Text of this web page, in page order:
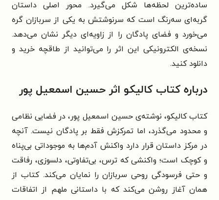
ساده‌ترین لحظه‌ها شکل می‌گیرد. محور اصلی داستان
گربه‌ای سه‌رنگ است که سرنوشتش به یکی از سربازان گره
می‌خورد و فضای پادگان را از زاویه‌ای دیگر نشان می‌دهد.
نسخه‌ی الکترونیکی این اثر را می‌توانید از طاقچه خرید و
دانلود کنید.
درباره کتاب کالیکو اثر حسین اسمعیل پور
کتاب کالیکو، نوشته‌ی حسین اسمعیل پور، در فضایی نظامی
و محدود می‌گذرد، اما تمرکزش فقط بر پادگان نیست. آنچه
در مرکز داستان قرار دارد واکنش آدم‌ها به موجوداتی بی‌پناه
و کوچک است؛ واکنشی که ترس، بی‌تفاوتی، دلسوزی، رفاقت
و حتی فرسودگی روحی سربازان را نمایان می‌کند. کتاب از
همان آغاز روشن می‌کند که با داستانی ملهم از اتفاقات